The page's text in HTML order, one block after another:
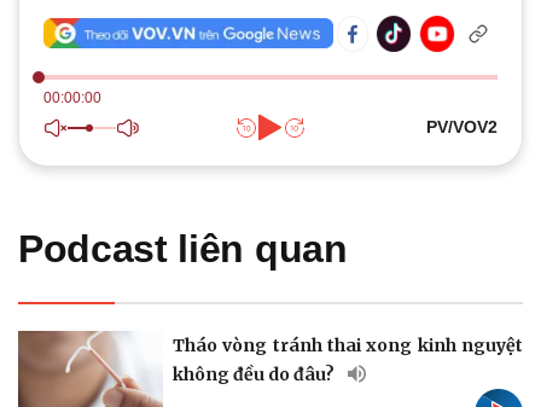
Hồ sơ
E-Magazine
Infographic
Kinh tế
Thị trường
Chứng khoán
Giá cà phê
00:00:00
PV/VOV2
Podcast liên quan
Tháo vòng tránh thai xong kinh nguyệt
không đều do đâu?